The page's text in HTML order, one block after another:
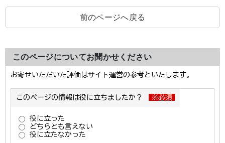
前のページへ戻る
このページについてお聞かせください